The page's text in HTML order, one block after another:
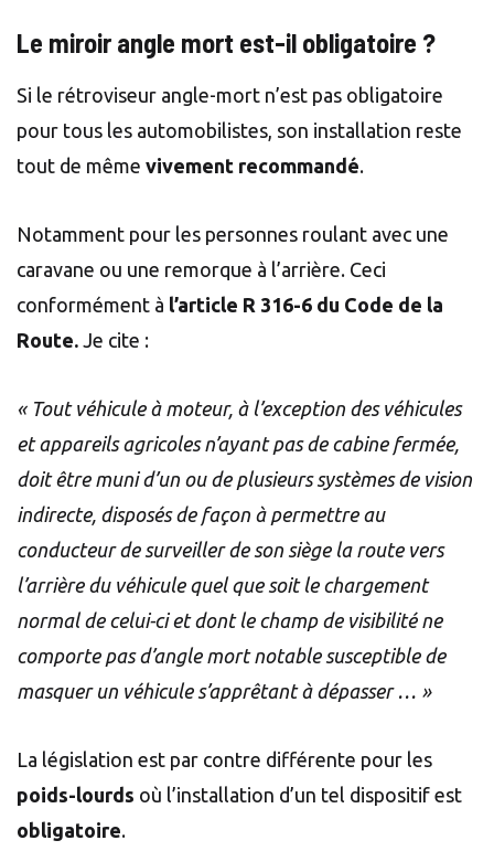
Le miroir angle mort est-il obligatoire ?
Si le rétroviseur angle-mort n’est pas obligatoire
pour tous les automobilistes, son installation reste
tout de même vivement recommandé.
Notamment pour les personnes roulant avec une
caravane ou une remorque à l’arrière. Ceci
conformément à l’article R 316-6 du Code de la
Route. Je cite :
« Tout véhicule à moteur, à l’exception des véhicules
et appareils agricoles n’ayant pas de cabine fermée,
doit être muni d’un ou de plusieurs systèmes de vision
indirecte, disposés de façon à permettre au
conducteur de surveiller de son siège la route vers
l’arrière du véhicule quel que soit le chargement
normal de celui-ci et dont le champ de visibilité ne
comporte pas d’angle mort notable susceptible de
masquer un véhicule s’apprêtant à dépasser … »
La législation est par contre différente pour les
poids-lourds où l’installation d’un tel dispositif est
obligatoire.